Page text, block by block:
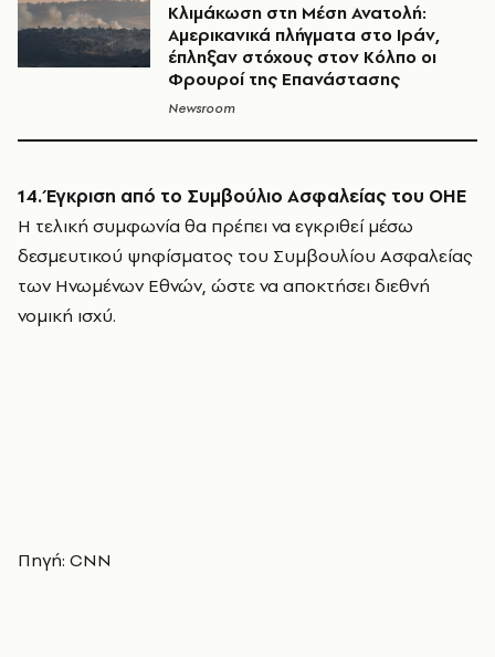
Κλιμάκωση στη Μέση Ανατολή:
Αμερικανικά πλήγματα στο Ιράν,
έπληξαν στόχους στον Κόλπο οι
Φρουροί της Επανάστασης
Newsroom
14. Έγκριση από το Συμβούλιο Ασφαλείας του ΟΗΕ
Η τελική συμφωνία θα πρέπει να εγκριθεί μέσω
δεσμευτικού ψηφίσματος του Συμβουλίου Ασφαλείας
των Ηνωμένων Εθνών, ώστε να αποκτήσει διεθνή
νομική ισχύ.
Πηγή: CNN